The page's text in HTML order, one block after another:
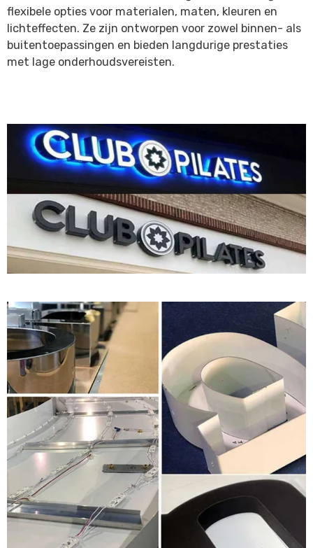
flexibele opties voor materialen, maten, kleuren en
lichteffecten. Ze zijn ontworpen voor zowel binnen- als
buitentoepassingen en bieden langdurige prestaties
met lage onderhoudsvereisten.